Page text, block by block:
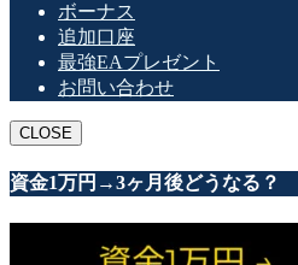
ボーナス
追加口座
最強EAプレゼント
お問い合わせ
CLOSE
資金1万円→3ヶ月後どうなる？